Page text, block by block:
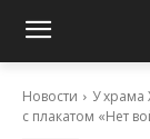
Новости
У храма
с плакатом «Нет